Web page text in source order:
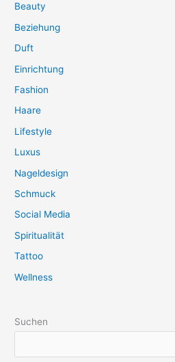
Beauty
Beziehung
Duft
Einrichtung
Fashion
Haare
Lifestyle
Luxus
Nageldesign
Schmuck
Social Media
Spiritualität
Tattoo
Wellness
Suchen